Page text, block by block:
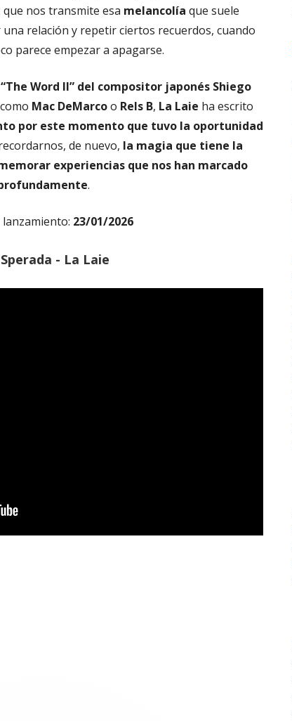
que nos transmite esa melancolía que suele
relación y repetir ciertos recuerdos, cuando
parece empezar a apagarse.
Word II” del compositor japonés Shiego
Mac DeMarcoo Rels B, La Laie ha escrito
por este momento que tuvo la oportunidad
de nuevo, la magia que tiene la
experiencias que nos han marcado
.
lanzamiento: 23/01/2026
- La Laie